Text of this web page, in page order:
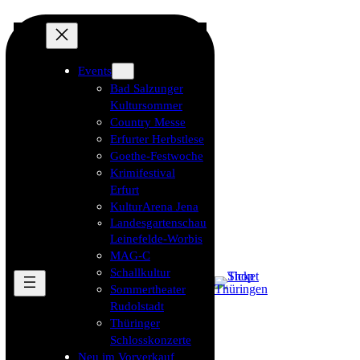
Events
Bad Salzunger
Kultursommer
Country Messe
Erfurter Herbstlese
Goethe-Festwoche
Krimifestival
Erfurt
KulturArena Jena
Landesgartenschau
Leinefelde-Worbis
MAG-C
Schallkultur
Sommertheater
Rudolstadt
Thüringer
Schlosskonzerte
Neu im Vorverkauf